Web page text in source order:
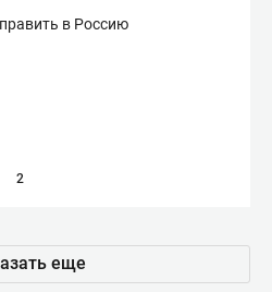
в Россию
2
еще